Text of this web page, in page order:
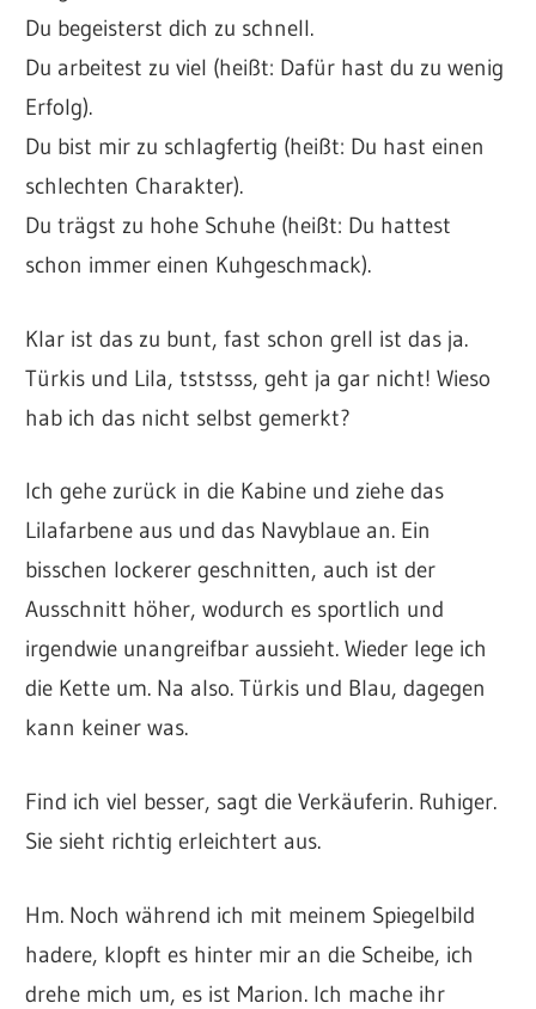
Du begeisterst dich zu schnell.
Du arbeitest zu viel (heißt: Dafür hast du zu wenig
Erfolg).
Du bist mir zu schlagfertig (heißt: Du hast einen
schlechten Charakter).
Du trägst zu hohe Schuhe (heißt: Du hattest
schon immer einen Kuhgeschmack).
Klar ist das zu bunt, fast schon grell ist das ja.
Türkis und Lila, tststsss, geht ja gar nicht! Wieso
hab ich das nicht selbst gemerkt?
Ich gehe zurück in die Kabine und ziehe das
Lilafarbene aus und das Navyblaue an. Ein
bisschen lockerer geschnitten, auch ist der
Ausschnitt höher, wodurch es sportlich und
irgendwie unangreifbar aussieht. Wieder lege ich
die Kette um. Na also. Türkis und Blau, dagegen
kann keiner was.
Find ich viel besser, sagt die Verkäuferin. Ruhiger.
Sie sieht richtig erleichtert aus.
Hm. Noch während ich mit meinem Spiegelbild
hadere, klopft es hinter mir an die Scheibe, ich
drehe mich um, es ist Marion. Ich mache ihr